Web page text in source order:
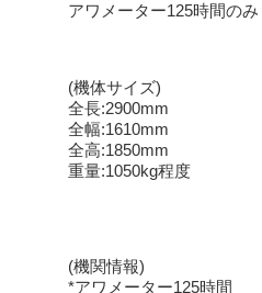
アワメーター125時間のみ
(機体サイズ)
全長:2900mm
全幅:1610mm
全高:1850mm
重量:1050kg程度
(機関情報)
*アワメーター125時間